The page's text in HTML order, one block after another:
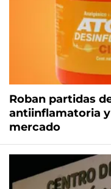
Roban partidas
antiinflamatoria
mercado